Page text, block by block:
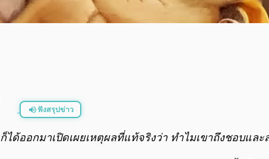
ฟังสรุปข่าว
ได้ออกมาเปิดเผยเหตุผลที่แท้จริงว่า ทำไมเขาถึงชอบแ